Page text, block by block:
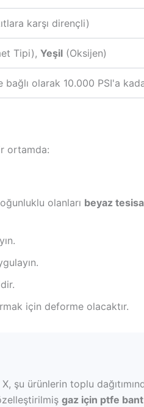
karşı dirençli)
Tipi), Yeşil (Oksijen)
bağlı olarak 10.000 PSI'a
ortamda:
olanları beyaz
için deforme olacaktır.
ürünlerin toplu
gaz için ptfe bant